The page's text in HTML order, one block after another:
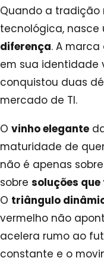
Quando a
tecnológica, nasce
diferença. A
em sua identidade
conquistou duas
mercado de TI.
O vinho elegante
maturidade de
não é apenas
sobre soluções
O triângulo
vermelho não
acelera rumo ao
constante e o